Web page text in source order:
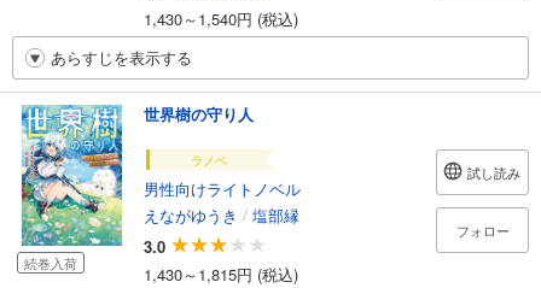
1,430～1,540円 (税込)
あらすじを表示する
続巻入荷
世界樹の守り人
ラノベ
男性向けライトノベル
えながゆうき / 塩部縁
3.0
1,430～1,815円 (税込)
試し読み
フォロー